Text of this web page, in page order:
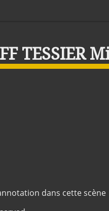
TESSIER
dans cette scène